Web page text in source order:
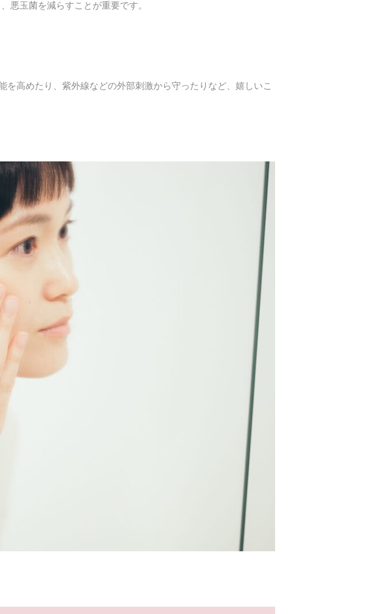
悪玉菌を減らすことが重要です。
高めたり、紫外線などの外部刺激から守ったりなど、嬉しいこ